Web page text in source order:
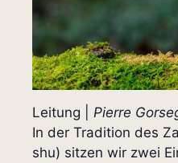
Leitung | Pierre
In der Tradition des
shu) sitzen wir zwei